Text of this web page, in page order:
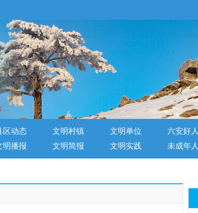
区动态 文明村镇 文明单位 六安好人
明播报 文明简报 文明实践 未成年人